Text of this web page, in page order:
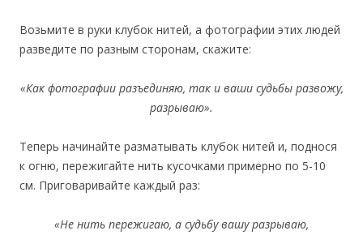
Возьмите в руки клубок нитей, а фотографии этих людей
разведите по разным сторонам, скажите:
«Как фотографии разъединяю, так и ваши судьбы развожу,
разрываю».
Теперь начинайте разматывать клубок нитей и, поднося
к огню, пережигайте нить кусочками примерно по 5-10
см. Приговаривайте каждый раз:
«Не нить пережигаю, а судьбу вашу разрываю,